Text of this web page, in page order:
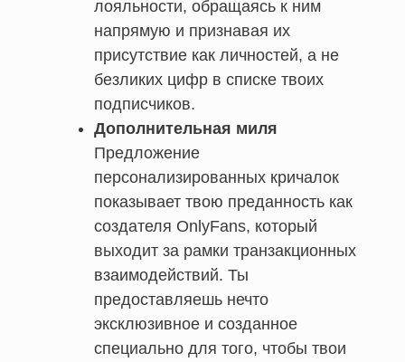
лояльности, обращаясь к ним
напрямую и признавая их
присутствие как личностей, а не
безликих цифр в списке твоих
подписчиков.
Дополнительная миля
Предложение
персонализированных кричалок
показывает твою преданность как
создателя OnlyFans, который
выходит за рамки транзакционных
взаимодействий. Ты
предоставляешь нечто
эксклюзивное и созданное
специально для того, чтобы твои